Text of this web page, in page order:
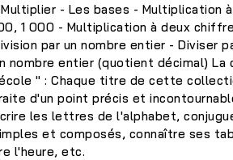
- Les bases - Multiplication
1 000 - Multiplication à deux
par un nombre entier - Diviser
nombre entier (quotient décimal)
" : Chaque titre de cette
d'un point précis et
les lettres de l'alphabet,
et composés, connaître ses
l'heure, etc.